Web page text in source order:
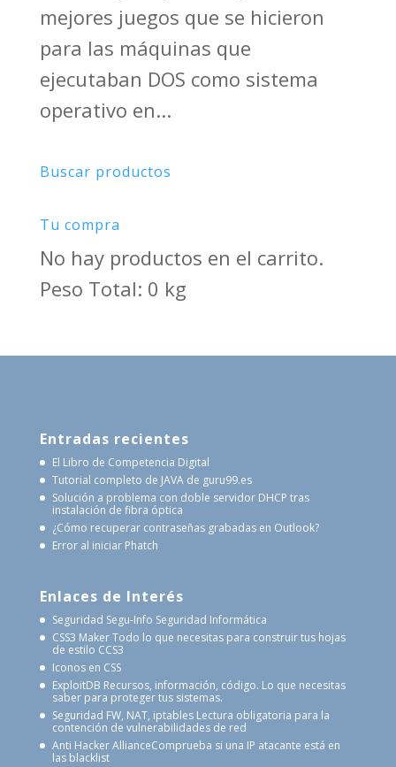
mejores juegos que se hicieron
para las máquinas que
ejecutaban DOS como sistema
operativo en...
Buscar productos
Tu compra
No hay productos en el carrito.
Peso Total: 0 kg
Entradas recientes
El Libro de Competencia Digital
Tutorial completo de JAVA de guru99.es
Solución a problema con doble servidor DHCP tras
instalación de fibra óptica
¿Cómo recuperar contraseñas grabadas en Outlook?
Error al iniciar Phatch
Enlaces de Interés
Seguridad Segu-Info Seguridad Informática
CSS3 MakerTodo lo que necesitas para construir tus hojas
de estilo CCS3
Iconos en CSS
ExploitDB Recursos, información, código. Lo que necesitas
saber para proteger tus sistemas.
Seguridad FW, NAT, iptablesLectura obligatoria para la
contención de vulnerabilidades de red
Anti Hacker AllianceComprueba si una IP atacante está en
las blacklist